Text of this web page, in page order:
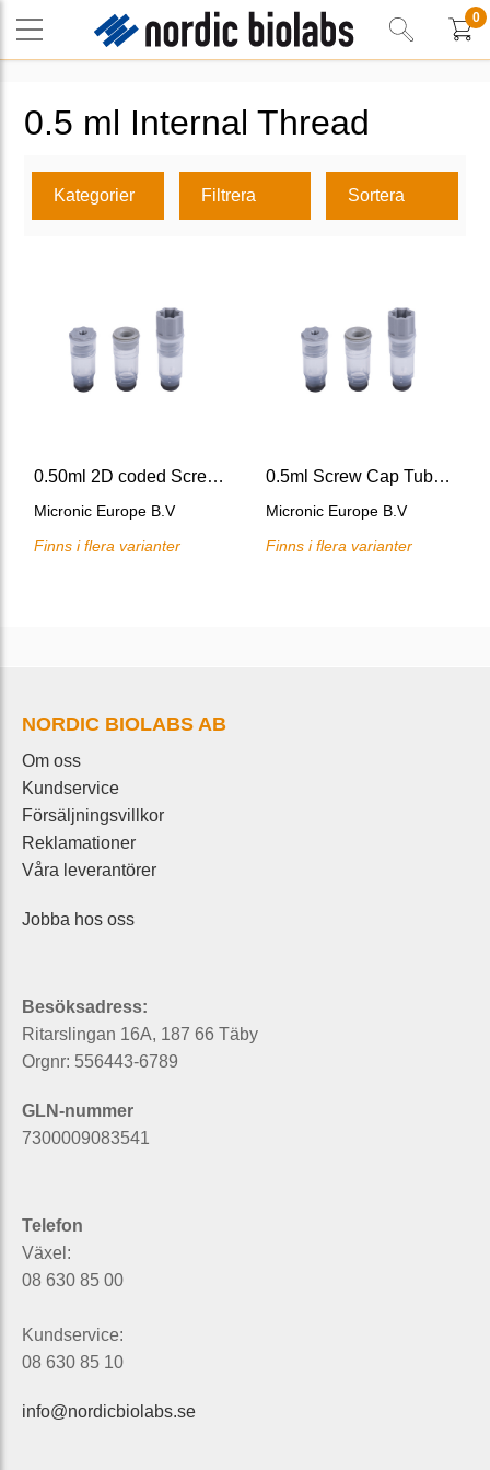
0
0.5 ml Internal Thread
Kategorier Filtrera Sortera
0.50ml 2D coded Screw Cap Tubes V-bottom
Micronic Europe B.V
Finns i flera varianter
0.5ml Screw Cap Tubes, Non-Coded/Alphanumeric Code
Micronic Europe B.V
Finns i flera varianter
NORDIC BIOLABS AB
Om oss
Kundservice
Försäljningsvillkor
Reklamationer
Våra leverantörer
Jobba hos oss
Besöksadress:
Ritarslingan 16A, 187 66 Täby
Orgnr: 556443-6789
GLN-nummer
7300009083541
Telefon
Växel:
08 630 85 00
Kundservice:
08 630 85 10
info@nordicbiolabs.se